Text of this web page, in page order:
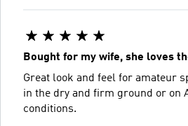
Bought for my wife, she loves
Great look and feel for amateur
in the dry and firm ground or on
conditions.